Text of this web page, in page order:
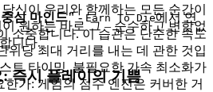
심 마인드"- Earn To Die에서 연
소중합니다. 이 습관은 단순한 속도
위당 최대 거리를 내는 데 관한 것입
트 타이밍, 불필요한 가속 최소화가
한가: 게임의 점수 엔진은 커버한 거
신이 우리와 함께하는 모든 순간이
원하는 바로 그 – 순수하고 변함없
니다.
즉시 플레이의 기쁨